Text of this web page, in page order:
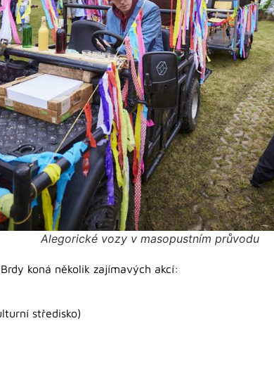
Alegorické vozy v masopustním průvodu
koná několik zajímavých akcí:
středisko)